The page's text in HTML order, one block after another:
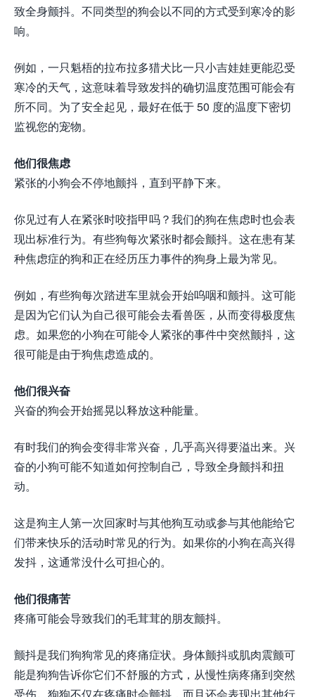
致全身颤抖。不同类型的狗会以不同的方式受到寒冷的影
响。
例如，一只魁梧的拉布拉多猎犬比一只小吉娃娃更能忍受
寒冷的天气，这意味着导致发抖的确切温度范围可能会有
所不同。为了安全起见，最好在低于 50 度的温度下密切
监视您的宠物。
他们很焦虑
紧张的小狗会不停地颤抖，直到平静下来。
你见过有人在紧张时咬指甲吗？我们的狗在焦虑时也会表
现出标准行为。有些狗每次紧张时都会颤抖。这在患有某
种焦虑症的狗和正在经历压力事件的狗身上最为常见。
例如，有些狗每次踏进车里就会开始呜咽和颤抖。这可能
是因为它们认为自己很可能会去看兽医，从而变得极度焦
虑。如果您的小狗在可能令人紧张的事件中突然颤抖，这
很可能是由于狗焦虑造成的。
他们很兴奋
兴奋的狗会开始摇晃以释放这种能量。
有时我们的狗会变得非常兴奋，几乎高兴得要溢出来。兴
奋的小狗可能不知道如何控制自己，导致全身颤抖和扭
动。
这是狗主人第一次回家时与其他狗互动或参与其他能给它
们带来快乐的活动时常见的行为。如果你的小狗在高兴得
发抖，这通常没什么可担心的。
他们很痛苦
疼痛可能会导致我们的毛茸茸的朋友颤抖。
颤抖是我们狗狗常见的疼痛症状。身体颤抖或肌肉震颤可
能是狗狗告诉你它们不舒服的方式，从慢性病疼痛到突然
受伤。狗狗不仅在疼痛时会颤抖，而且还会表现出其他行